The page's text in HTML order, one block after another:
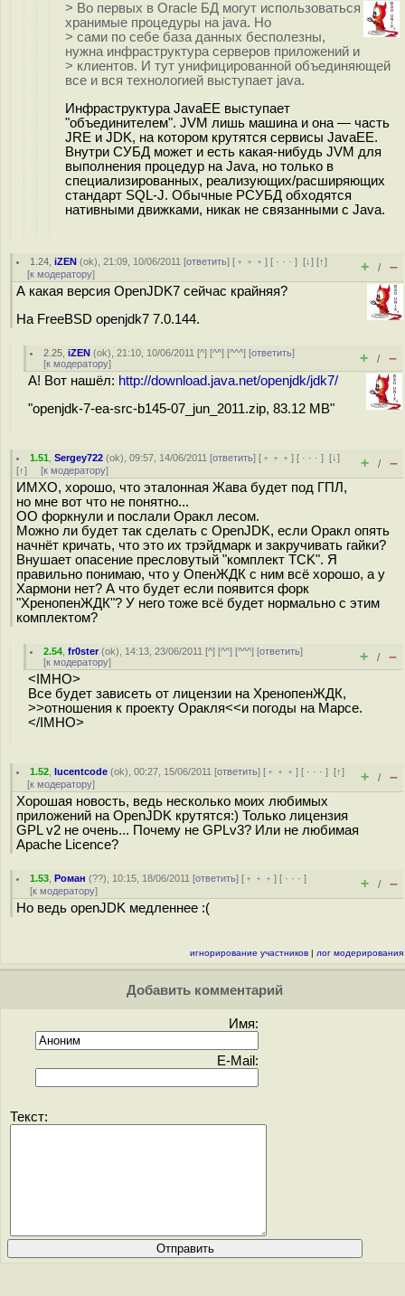
> Во первых в Oracle БД могут использоваться
хранимые процедуры на java. Но
> сами по себе база данных бесполезны,
нужна инфраструктура серверов приложений и
> клиентов. И тут унифицированной объединяющей
все и вся технологией выступает java.
Инфраструктура JavaEE выступает
"объединителем". JVM лишь машина и она — часть
JRE и JDK, на котором крутятся сервисы JavaEE.
Внутри СУБД может и есть какая-нибудь JVM для
выполнения процедур на Java, но только в
специализированных, реализующих/расширяющих
стандарт SQL-J. Обычные РСУБД обходятся
нативными движками, никак не связанными с Java.
1.24 ,iZEN (ok), 21:09, 10/06/2011 [ответить] [ ﹢﹢﹢] [ · · ·][↓] [↑]
[к модератору] + / –
А какая версия OpenJDK7 сейчас крайняя?
На FreeBSD openjdk7 7.0.144.
2.25 ,iZEN (ok), 21:10, 10/06/2011 [^] [^^] [^^^] [ответить]
[к модератору] + / –
А! Вот нашёл: http://download.java.net/openjdk/jdk7/
"openjdk-7-ea-src-b145-07_jun_2011.zip, 83.12 MB"
1.51 ,Sergey722 (ok), 09:57, 14/06/2011 [ответить] [ ﹢﹢﹢] [ · · ·][↓]
[↑] [к модератору] + / –
ИМХО, хорошо, что эталонная Жава будет под ГПЛ,
но мне вот что не понятно...
ОО форкнули и послали Оракл лесом.
Можно ли будет так сделать с OpenJDK, если Оракл опять
начнёт кричать, что это их трэйдмарк и закручивать гайки?
Внушает опасение пресловутый "комплект TCK". Я
правильно понимаю, что у ОпенЖДК с ним всё хорошо, а у
Хармони нет? А что будет если появится форк
"ХренопенЖДК"? У него тоже всё будет нормально с этим
комплектом?
2.54 ,fr0ster(ok), 14:13, 23/06/2011 [^] [^^] [^^^] [ответить]
[к модератору] + / –
<IMHO>
Все будет зависеть от лицензии на ХренопенЖДК,
>>отношения к проекту Оракля<<и погоды на Марсе.
</IMHO>
1.52 ,lucentcode (ok), 00:27, 15/06/2011 [ответить] [ ﹢﹢﹢] [ · · ·][↑]
[к модератору] + / –
Хорошая новость, ведь несколько моих любимых
приложений на OpenJDK крутятся:) Только лицензия
GPL v2 не очень... Почему не GPLv3? Или не любимая
Apache Licence?
1.53 ,Роман (??), 10:15, 18/06/2011 [ответить] [ ﹢﹢﹢] [ · · ·]
[к модератору] + / –
Но ведь openJDK медленнее :(
игнорирование участников | лог модерирования
Добавить комментарий
Имя:
E-Mail:
Текст: